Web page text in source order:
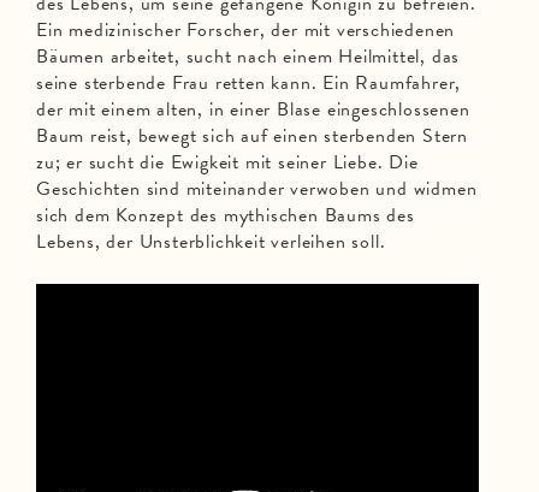
Ein medizinischer Forscher, der mit verschiedenen
Bäumen arbeitet, sucht nach einem Heilmittel, das
seine sterbende Frau retten kann. Ein Raumfahrer,
der mit einem alten, in einer Blase eingeschlossenen
Baum reist, bewegt sich auf einen sterbenden Stern
zu; er sucht die Ewigkeit mit seiner Liebe. Die
Geschichten sind miteinander verwoben und widmen
sich dem Konzept des mythischen Baums des
Lebens, der Unsterblichkeit verleihen soll.